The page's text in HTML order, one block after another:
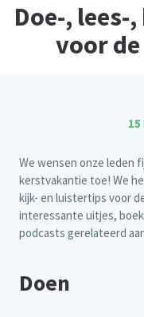
Doe-,
voor
15
We wensen onze leden
kerstvakantie toe! We
kijk- en luistertips voor
interessante uitjes,
podcasts gerelateerd
Doen